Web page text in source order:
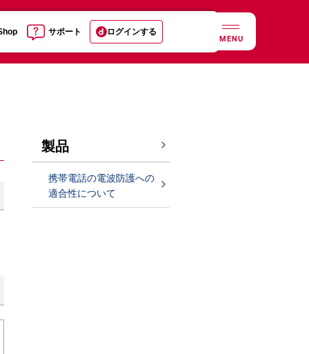
サポート ログインする
MENU
製品
携帯電話の電波防護への
適合性について